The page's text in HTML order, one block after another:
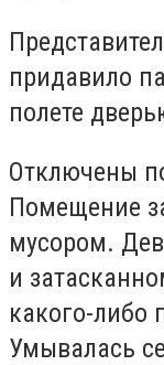
придавило
полете
Отключены
Помещение
мусором.
и
какого-либо
Умывалась